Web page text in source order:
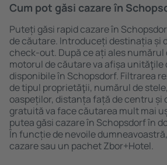
Cum pot găsi cazare în
Puteți găsi rapid cazare în
de căutare. Introduceți destinația și
check-out. După ce ați ales numărul
motorul de căutare va afișa unităţile
disponibile în Schopsdorf. Filtrarea
de tipul proprietăţii, numărul de
oaspeților, distanța față de centru și
gratuită va face căutarea mult mai
putea găsi cazare în Schopsdorf în
În funcție de nevoile
cazare sau un pachet Zbor+Hotel.